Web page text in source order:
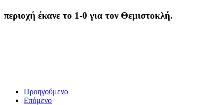
περιοχή έκανε το 1-0 για τον Θεμιστοκλή.
Προηγούμενο
Επόμενο